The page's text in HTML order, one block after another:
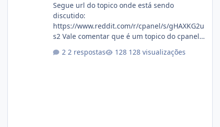
Segue url do topico onde está sendo
discutido:
https://www.reddit.com/r/cpanel/s/gHAXKG2u
s2 Vale comentar que é um topico do cpanel...
2 respostas 128 visualizações